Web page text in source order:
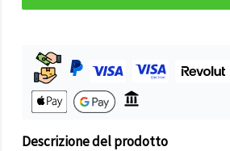
verranno
tecnicamente
necessari.
https://www.em-
art.it/information/about-
cookies
Descrizione del prodotto